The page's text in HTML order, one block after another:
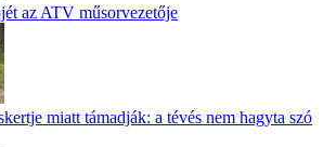
az ATV műsorvezetője
miatt támadják: a tévés nem hagyta szó